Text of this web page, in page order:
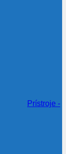
Prístroje -